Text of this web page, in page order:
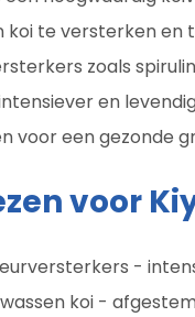
koi te versterken en
zoals
en
voor een gezonde
voor
-
koi -